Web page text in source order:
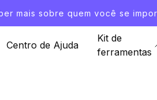
mais sobre quem você se
Centro de Ajuda
Kit de
ferramentas